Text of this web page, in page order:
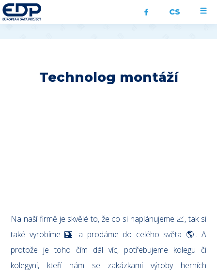
CS
Technolog montáží
Na naší firmě je skvělé to, že co si naplánujeme 📈, tak si
také vyrobíme 🎰 a prodáme do celého světa 🌎. A
protože je toho čím dál víc, potřebujeme kolegu či
kolegyni, kteří nám se zakázkami výroby herních